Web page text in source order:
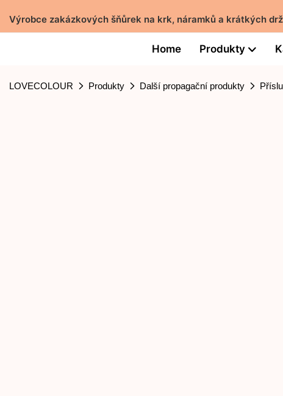
Výrobce zakázkových šňůrek na krk, náramků a krátkých
Home Produkty
LOVECOLOUR Produkty Další propagační produkty